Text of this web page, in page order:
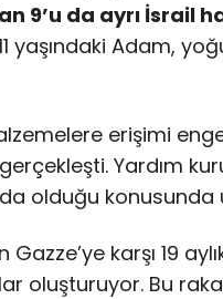
9’u da ayrı İsrail
yaşındaki Adam,
erişimi
Yardım
olduğu konusunda
Gazze’ye karşı 19
oluşturuyor. Bu